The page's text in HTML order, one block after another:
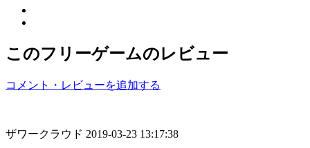
このフリーゲームのレビュー
コメント・レビューを追加する
ザワークラウド 2019-03-23 13:17:38